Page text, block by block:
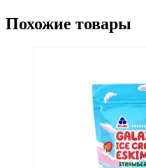
Похожие товары